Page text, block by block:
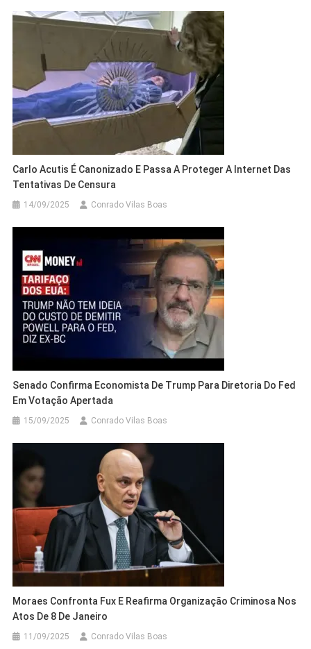
Carlo Acutis É Canonizado E Passa A Proteger A Internet Das
Tentativas De Censura
14/09/2025 Conrado Vilas Boas
Senado Confirma Economista De Trump Para Diretoria Do Fed
Em Votação Apertada
15/09/2025 Conrado Vilas Boas
Moraes Confronta Fux E Reafirma Organização Criminosa Nos
Atos De 8 De Janeiro
11/09/2025 Conrado Vilas Boas